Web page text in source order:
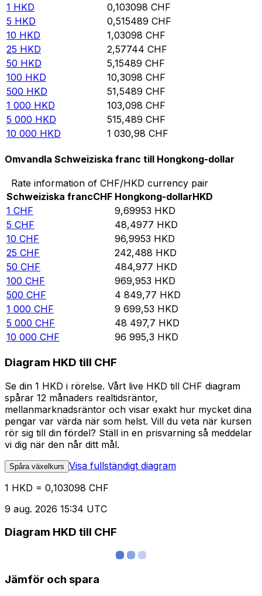
1 HKD 0,103098 CHF
5 HKD 0,515489 CHF
10 HKD 1,03098 CHF
25 HKD 2,57744 CHF
50 HKD 5,15489 CHF
100 HKD 10,3098 CHF
500 HKD 51,5489 CHF
1 000 HKD 103,098 CHF
5 000 HKD 515,489 CHF
10 000 HKD 1 030,98 CHF
Omvandla Schweiziska franc till Hongkong-dollar
Rate information of CHF/HKD currency pair
Schweiziska francCHF Hongkong-dollarHKD
1 CHF 9,69953 HKD
5 CHF 48,4977 HKD
10 CHF 96,9953 HKD
25 CHF 242,488 HKD
50 CHF 484,977 HKD
100 CHF 969,953 HKD
500 CHF 4 849,77 HKD
1 000 CHF 9 699,53 HKD
5 000 CHF 48 497,7 HKD
10 000 CHF 96 995,3 HKD
Diagram HKD till CHF
Se din 1 HKD i rörelse. Vårt live HKD till CHF diagram
spårar 12 månaders realtidsräntor,
mellanmarknadsräntor och visar exakt hur mycket dina
pengar var värda när som helst. Vill du veta när kursen
rör sig till din fördel? Ställ in en prisvarning så meddelar
vi dig när den når ditt mål.
Spåra växelkurs Visa fullständigt diagram
1 HKD = 0,103098 CHF
9 aug. 2026 15:34 UTC
Diagram HKD till CHF
Jämför och spara